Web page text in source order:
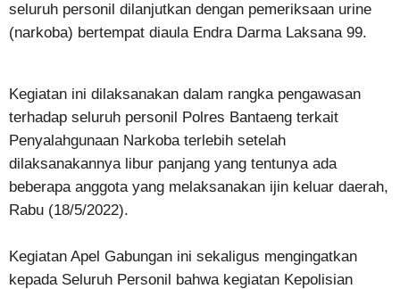
seluruh personil dilanjutkan dengan pemeriksaan urine
(narkoba) bertempat diaula Endra Darma Laksana 99.
Kegiatan ini dilaksanakan dalam rangka pengawasan
terhadap seluruh personil Polres Bantaeng terkait
Penyalahgunaan Narkoba terlebih setelah
dilaksanakannya libur panjang yang tentunya ada
beberapa anggota yang melaksanakan ijin keluar daerah,
Rabu (18/5/2022).
Kegiatan Apel Gabungan ini sekaligus mengingatkan
kepada Seluruh Personil bahwa kegiatan Kepolisian